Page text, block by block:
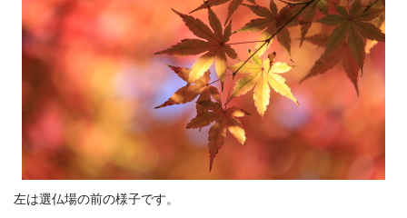
左は選仏場の前の様子です。